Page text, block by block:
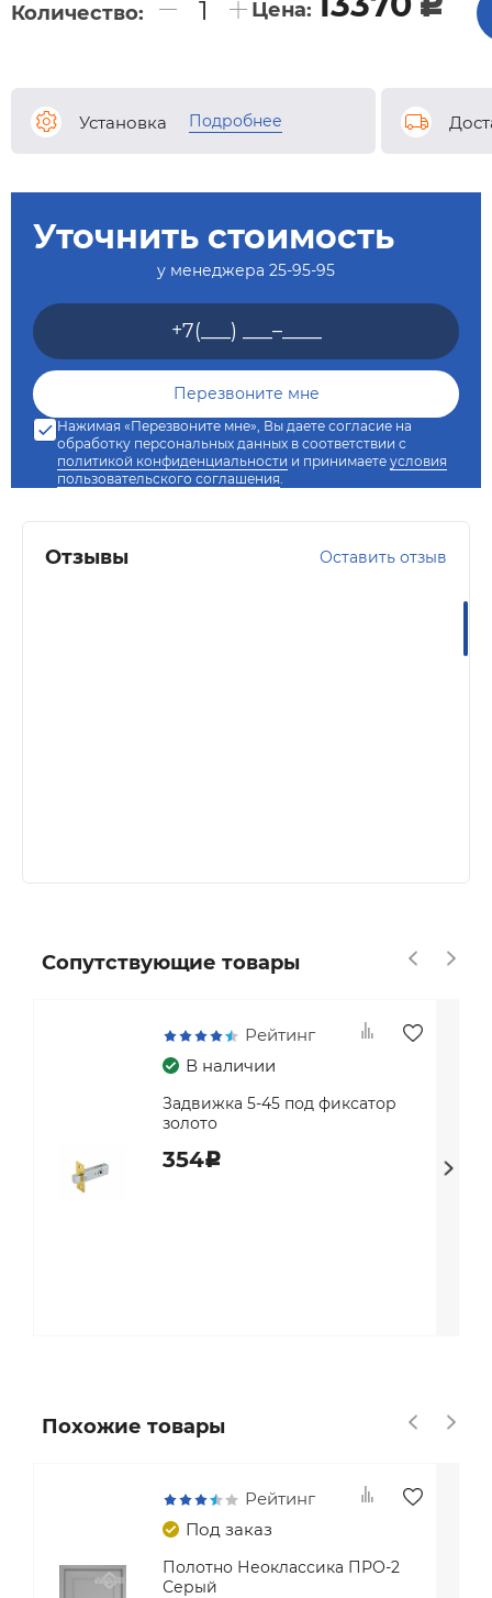
Количество: Цена:
Установка Подробнее
Уточнить стоимость
у менеджера 25-95-95
Нажимая «Перезвоните мне», Вы даете согласие на
обработку персональных данных в соответствии с
политикой конфиденциальности и принимаете условия
пользовательского соглашения.
Отзывы Оставить отзыв
Сопутствующие товары
Рейтинг
В наличии
Задвижка 5-45 под фиксатор
золото
354c
Похожие товары
Рейтинг
Под заказ
Полотно Неоклассика ПРО-2
Серый